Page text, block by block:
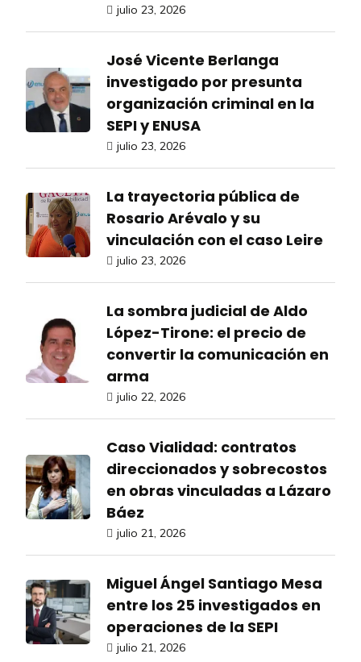
julio 23, 2026
José Vicente Berlanga
investigado por presunta
organización criminal en la
SEPI y ENUSA
julio 23, 2026
La trayectoria pública de
Rosario Arévalo y su
vinculación con el caso Leire
julio 23, 2026
La sombra judicial de Aldo
López-Tirone: el precio de
convertir la comunicación en
arma
julio 22, 2026
Caso Vialidad: contratos
direccionados y sobrecostos
en obras vinculadas a Lázaro
Báez
julio 21, 2026
Miguel Ángel Santiago Mesa
entre los 25 investigados en
operaciones de la SEPI
julio 21, 2026